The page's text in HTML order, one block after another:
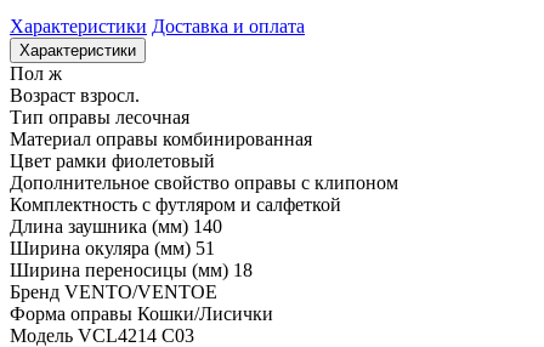
Характеристики Доставка и оплата
Характеристики
Пол ж
Возраст взросл.
Тип оправы лесочная
Материал оправы комбинированная
Цвет рамки фиолетовый
Дополнительное свойство оправы с клипоном
Комплектность с футляром и салфеткой
Длина заушника (мм) 140
Ширина окуляра (мм) 51
Ширина переносицы (мм) 18
Бренд VENTO/VENTOE
Форма оправы Кошки/Лисички
Модель VCL4214 C03